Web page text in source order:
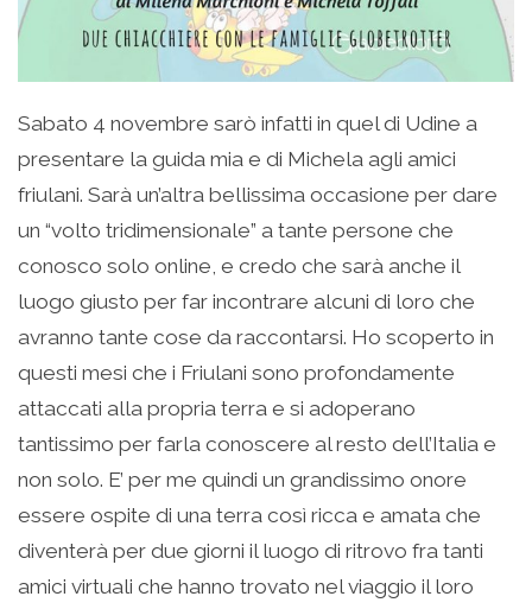
Sabato 4 novembre sarò infatti in quel di Udine a
presentare la guida mia e di Michela agli amici
friulani. Sarà un’altra bellissima occasione per dare
un “volto tridimensionale” a tante persone che
conosco solo online, e credo che sarà anche il
luogo giusto per far incontrare alcuni di loro che
avranno tante cose da raccontarsi. Ho scoperto in
questi mesi che i Friulani sono profondamente
attaccati alla propria terra e si adoperano
tantissimo per farla conoscere al resto dell’Italia e
non solo. E’ per me quindi un grandissimo onore
essere ospite di una terra così ricca e amata che
diventerà per due giorni il luogo di ritrovo fra tanti
amici virtuali che hanno trovato nel viaggio il loro